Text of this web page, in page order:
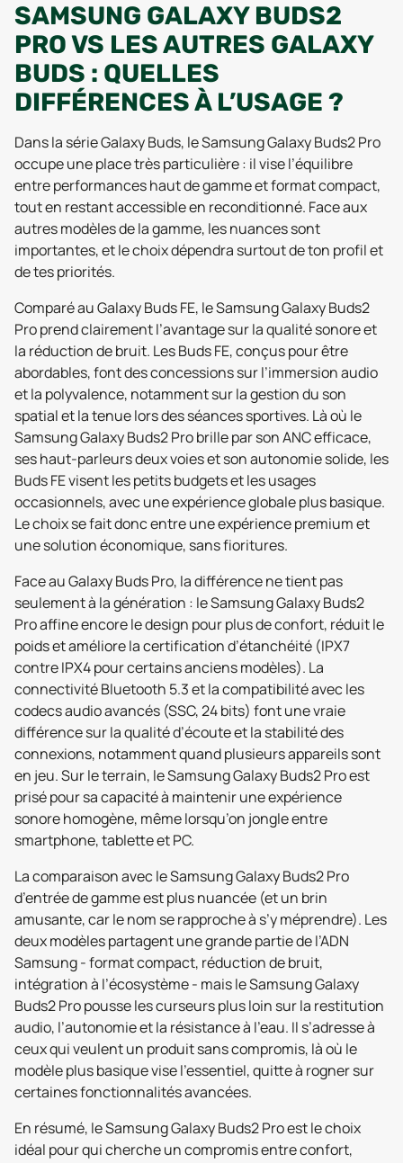
SAMSUNG GALAXY BUDS2
PRO VS LES AUTRES GALAXY
BUDS : QUELLES
DIFFÉRENCES À L’USAGE ?
Dans la série Galaxy Buds, le Samsung Galaxy Buds2 Pro
occupe une place très particulière : il vise l’équilibre
entre performances haut de gamme et format compact,
tout en restant accessible en reconditionné. Face aux
autres modèles de la gamme, les nuances sont
importantes, et le choix dépendra surtout de ton profil et
de tes priorités.
Comparé au Galaxy Buds FE, le Samsung Galaxy Buds2
Pro prend clairement l’avantage sur la qualité sonore et
la réduction de bruit. Les Buds FE, conçus pour être
abordables, font des concessions sur l’immersion audio
et la polyvalence, notamment sur la gestion du son
spatial et la tenue lors des séances sportives. Là où le
Samsung Galaxy Buds2 Pro brille par son ANC efficace,
ses haut-parleurs deux voies et son autonomie solide, les
Buds FE visent les petits budgets et les usages
occasionnels, avec une expérience globale plus basique.
Le choix se fait donc entre une expérience premium et
une solution économique, sans fioritures.
Face au Galaxy Buds Pro, la différence ne tient pas
seulement à la génération : le Samsung Galaxy Buds2
Pro affine encore le design pour plus de confort, réduit le
poids et améliore la certification d’étanchéité (IPX7
contre IPX4 pour certains anciens modèles). La
connectivité Bluetooth 5.3 et la compatibilité avec les
codecs audio avancés (SSC, 24 bits) font une vraie
différence sur la qualité d’écoute et la stabilité des
connexions, notamment quand plusieurs appareils sont
en jeu. Sur le terrain, le Samsung Galaxy Buds2 Pro est
prisé pour sa capacité à maintenir une expérience
sonore homogène, même lorsqu’on jongle entre
smartphone, tablette et PC.
La comparaison avec le Samsung Galaxy Buds2 Pro
d’entrée de gamme est plus nuancée (et un brin
amusante, car le nom se rapproche à s’y méprendre). Les
deux modèles partagent une grande partie de l’ADN
Samsung - format compact, réduction de bruit,
intégration à l’écosystème - mais le Samsung Galaxy
Buds2 Pro pousse les curseurs plus loin sur la restitution
audio, l’autonomie et la résistance à l’eau. Il s’adresse à
ceux qui veulent un produit sans compromis, là où le
modèle plus basique vise l’essentiel, quitte à rogner sur
certaines fonctionnalités avancées.
En résumé, le Samsung Galaxy Buds2 Pro est le choix
idéal pour qui cherche un compromis entre confort,